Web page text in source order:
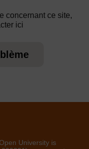
concernant ce site,
ici
University is